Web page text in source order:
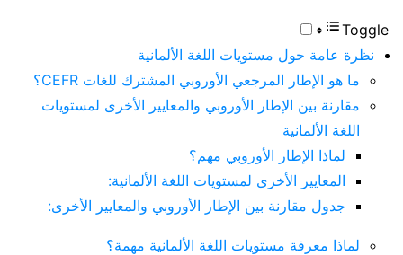
Toggle
نظرة عامة حول مستويات اللغة الألمانية
ما هو الإطار المرجعي الأوروبي المشترك للغات CEFR؟
مقارنة بين الإطار الأوروبي والمعايير الأخرى لمستويات
اللغة الألمانية
لماذا الإطار الأوروبي مهم؟
المعايير الأخرى لمستويات اللغة الألمانية:
جدول مقارنة بين الإطار الأوروبي والمعايير الأخرى:
لماذا معرفة مستويات اللغة الألمانية مهمة؟